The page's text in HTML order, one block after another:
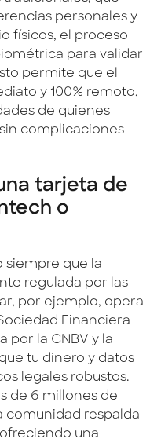
personales y
físicos, el proceso
para validar
permite que el
y 100% remoto,
de quienes
complicaciones
tarjeta de
o
siempre que la
regulada por las
por ejemplo, opera
Financiera
por la CNBV y la
tu dinero y datos
legales robustos.
de 6 millones de
comunidad respalda
una